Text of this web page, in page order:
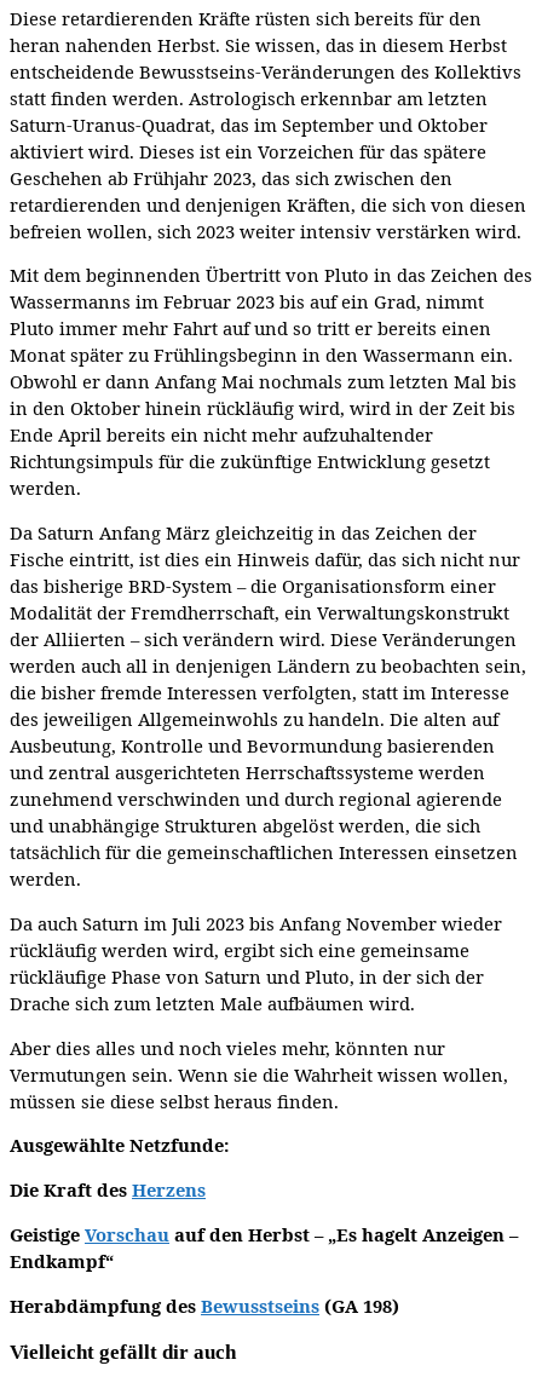
Diese retardierenden Kräfte rüsten sich bereits für den
heran nahenden Herbst. Sie wissen, das in diesem Herbst
entscheidende Bewusstseins-Veränderungen des Kollektivs
statt finden werden. Astrologisch erkennbar am letzten
Saturn-Uranus-Quadrat, das im September und Oktober
aktiviert wird. Dieses ist ein Vorzeichen für das spätere
Geschehen ab Frühjahr 2023, das sich zwischen den
retardierenden und denjenigen Kräften, die sich von diesen
befreien wollen, sich 2023 weiter intensiv verstärken wird.
Mit dem beginnenden Übertritt von Pluto in das Zeichen des
Wassermanns im Februar 2023 bis auf ein Grad, nimmt
Pluto immer mehr Fahrt auf und so tritt er bereits einen
Monat später zu Frühlingsbeginn in den Wassermann ein.
Obwohl er dann Anfang Mai nochmals zum letzten Mal bis
in den Oktober hinein rückläufig wird, wird in der Zeit bis
Ende April bereits ein nicht mehr aufzuhaltender
Richtungsimpuls für die zukünftige Entwicklung gesetzt
werden.
Da Saturn Anfang März gleichzeitig in das Zeichen der
Fische eintritt, ist dies ein Hinweis dafür, das sich nicht nur
das bisherige BRD-System – die Organisationsform einer
Modalität der Fremdherrschaft, ein Verwaltungskonstrukt
der Alliierten – sich verändern wird. Diese Veränderungen
werden auch all in denjenigen Ländern zu beobachten sein,
die bisher fremde Interessen verfolgten, statt im Interesse
des jeweiligen Allgemeinwohls zu handeln. Die alten auf
Ausbeutung, Kontrolle und Bevormundung basierenden
und zentral ausgerichteten Herrschaftssysteme werden
zunehmend verschwinden und durch regional agierende
und unabhängige Strukturen abgelöst werden, die sich
tatsächlich für die gemeinschaftlichen Interessen einsetzen
werden.
Da auch Saturn im Juli 2023 bis Anfang November wieder
rückläufig werden wird, ergibt sich eine gemeinsame
rückläufige Phase von Saturn und Pluto, in der sich der
Drache sich zum letzten Male aufbäumen wird.
Aber dies alles und noch vieles mehr, könnten nur
Vermutungen sein. Wenn sie die Wahrheit wissen wollen,
müssen sie diese selbst heraus finden.
Ausgewählte Netzfunde:
Die Kraft des Herzens
Geistige Vorschau auf den Herbst – „Es hagelt Anzeigen –
Endkampf“
Herabdämpfung des Bewusstseins (GA 198)
Vielleicht gefällt dir auch